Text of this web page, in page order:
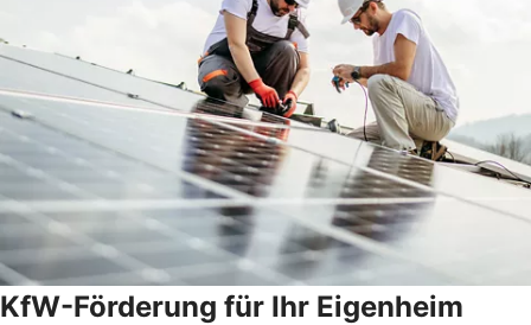
KfW-Förderung für Ihr Eigenheim